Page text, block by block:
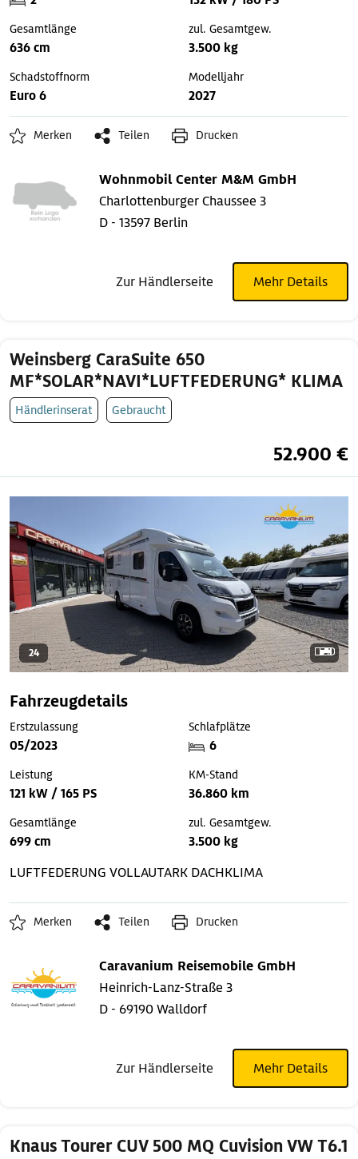
Gesamtlänge
636 cm
zul. Gesamtgew.
3.500 kg
Schadstoffnorm
Euro 6
Modelljahr
2027
Merken Teilen Drucken
Wohnmobil Center M&M GmbH
Charlottenburger Chaussee 3
D - 13597 Berlin
Zur Händlerseite Mehr Details
Weinsberg CaraSuite 650
MF*SOLAR*NAVI*LUFTFEDERUNG* KLIMA
Händlerinserat Gebraucht
52.900 €
24
Fahrzeugdetails
Erstzulassung
05/2023
Schlafplätze
6
Leistung
121 kW / 165 PS
KM-Stand
36.860 km
Gesamtlänge
699 cm
zul. Gesamtgew.
3.500 kg
LUFTFEDERUNG VOLLAUTARK DACHKLIMA
Merken Teilen Drucken
Caravanium Reisemobile GmbH
Heinrich-Lanz-Straße 3
D - 69190 Walldorf
Zur Händlerseite Mehr Details
Knaus Tourer CUV 500 MQ Cuvision VW T6.1